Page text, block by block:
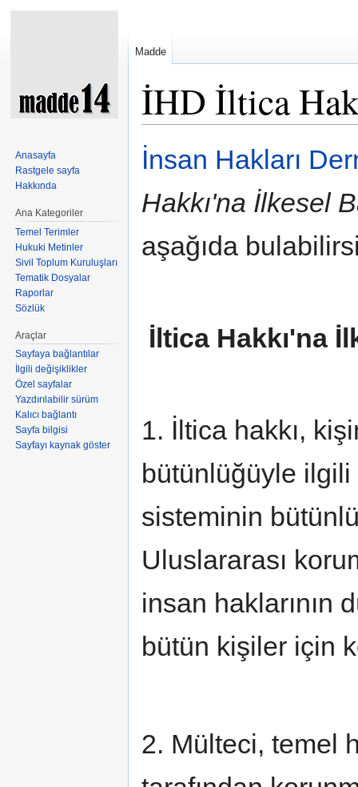
İHD İltica
İnsan Hakları
Hakkı'na İlkesel
aşağıda
İltica Hakkı'na
1. İltica hakkı,
bütünlüğüyle
sisteminin
Uluslararası
insan haklarının
bütün kişiler için
2. Mülteci, temel
Madde
Anasayfa
Rastgele sayfa
Hakkında
Ana Kategoriler
Temel Terimler
Hukuki Metinler
Sivil Toplum Kuruluşları
Tematik Dosyalar
Raporlar
Sözlük
Araçlar
Sayfaya bağlantılar
İlgili değişiklikler
Özel sayfalar
Yazdırılabilir sürüm
Kalıcı bağlantı
Sayfa bilgisi
Sayfayı kaynak göster